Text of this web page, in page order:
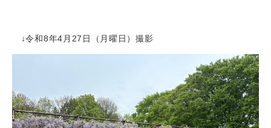
↓令和8年4月27日（月曜日）撮影